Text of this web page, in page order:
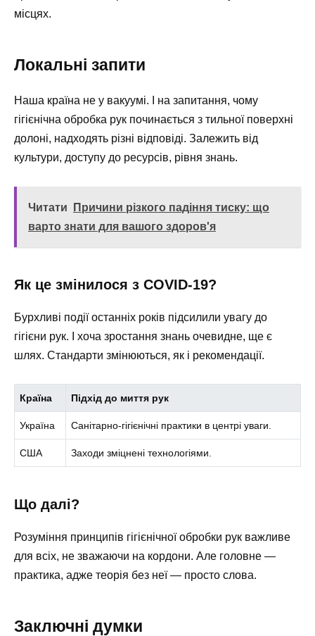
місцях.
Локальні запити
Наша країна не у вакуумі. І на запитання, чому
гігієнічна обробка рук починається з тильної поверхні
долоні, надходять різні відповіді. Залежить від
культури, доступу до ресурсів, рівня знань.
Читати
Причини різкого падіння тиску: що
варто знати для вашого здоров'я
Як це змінилося з COVID-19?
Бурхливі події останніх років підсилили увагу до
гігієни рук. І хоча зростання знань очевидне, ще є
шлях. Стандарти змінюються, як і рекомендації.
Країна Підхід до миття рук
Україна Санітарно-гігієнічні практики в центрі уваги.
США Заходи зміцнені технологіями.
Що далі?
Розуміння принципів гігієнічної обробки рук важливе
для всіх, не зважаючи на кордони. Але головне —
практика, адже теорія без неї — просто слова.
Заключні думки